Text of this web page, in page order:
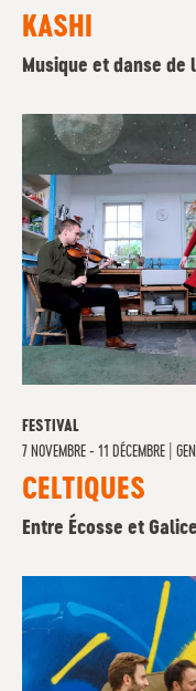
KASHI
Musique et danse de
FESTIVAL
7 NOVEMBRE - 11 DÉCEMBRE
CELTIQUES
Entre Écosse et Galice